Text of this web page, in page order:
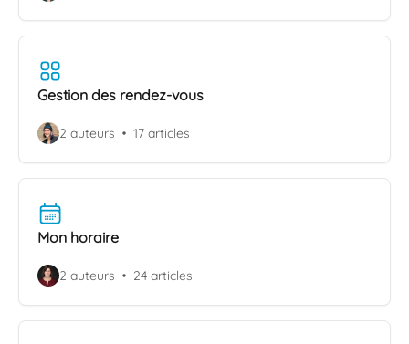
Gestion des rendez-vous
2 auteurs 17 articles
Mon horaire
2 auteurs 24 articles